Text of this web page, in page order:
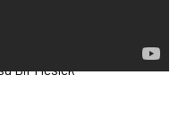
Bir Meslek